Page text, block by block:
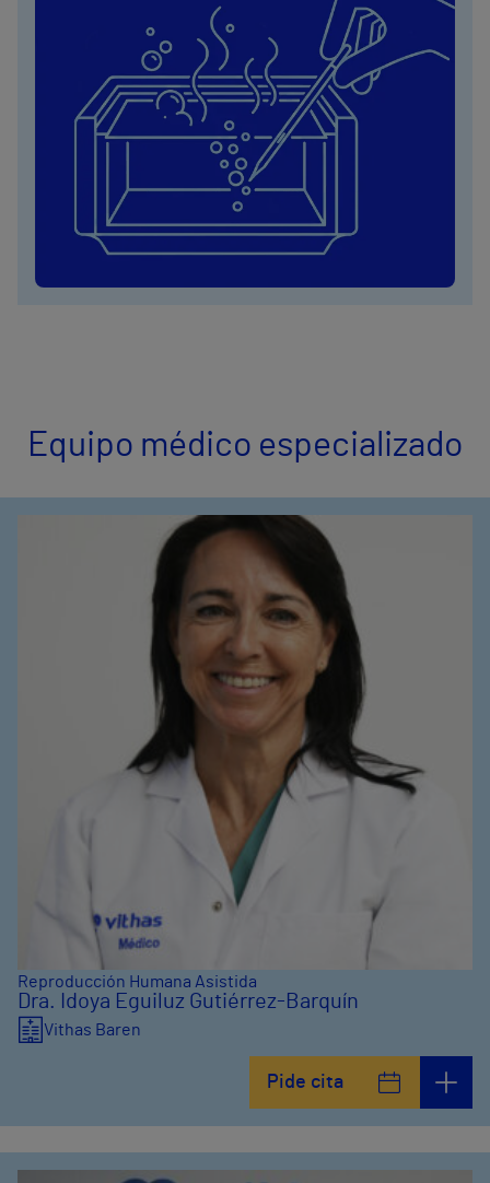
Equipo médico especializado
Reproducción Humana Asistida
Dra. Idoya Eguiluz Gutiérrez-Barquín
Vithas Baren
Pide cita